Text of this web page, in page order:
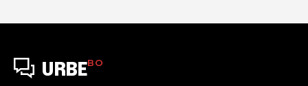
URBEBO